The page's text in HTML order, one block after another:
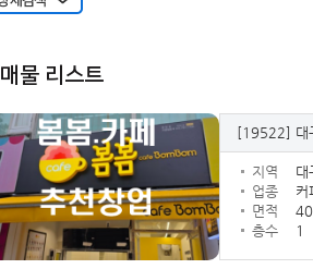
매물 리스트
[19522] 대
지역
대
업종
커
면적
층수
1